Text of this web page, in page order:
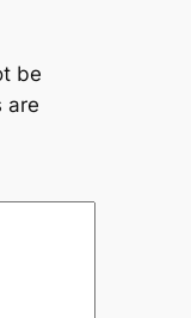
be
are